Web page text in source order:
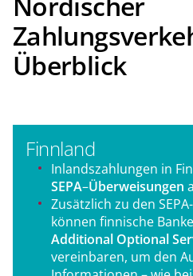
Überblick
Finnland
Inlandszahlungen in
SEPA–Überweisungen
Zusätzlich zu den
können finnische
Additional Optional
vereinbaren, um den